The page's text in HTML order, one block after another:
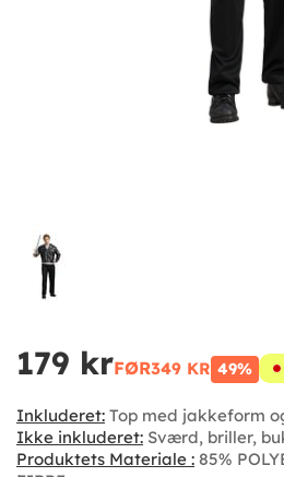
179 krFØR349 KR 49%
Inkluderet: Top med jakkeform
Ikke inkluderet: Sværd, briller,
Produktets Materiale : 85%